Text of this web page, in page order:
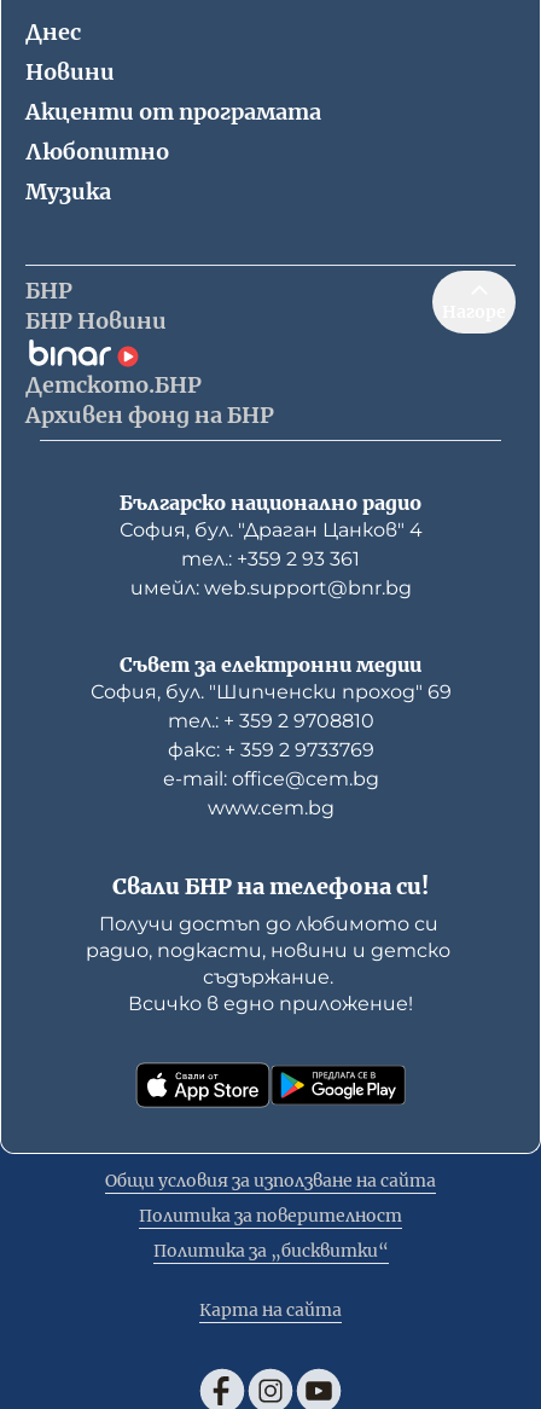
Днес
Новини
Акценти от програмата
Любопитно
Музика
БНР
БНР Новини
Детското.БНР
Архивен фонд на БНР
Българско национално радио
София, бул. "Драган Цанков" 4
тел.: +359 2 93 361
имейл: web.support@bnr.bg
Свали БНР на телефона си!
Получи достъп до любимото си
радио, подкасти, новини и детско
съдържание.
Всичко в едно приложение!
Съвет за електронни медии
София, бул. "Шипченски проход" 69
тел.: + 359 2 9708810
факс: + 359 2 9733769
е-mail: office@cem.bg
www.cem.bg
Общи условия за използване на сайта
Политика за поверителност
Политика за „бисквитки“
Карта на сайта